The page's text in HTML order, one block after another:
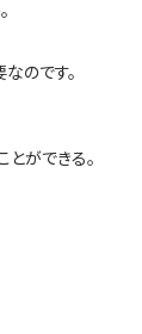
のです。
ができる。